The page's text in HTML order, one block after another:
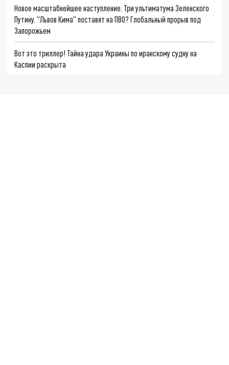
Новое масштабнейшее наступление. Три ультиматума Зеленского
Путину. "Львов Кима" поставят на ПВО? Глобальный прорыв под
Запорожьем
Вот это триллер! Тайна удара Украины по иранскому судну на
Каспии раскрыта